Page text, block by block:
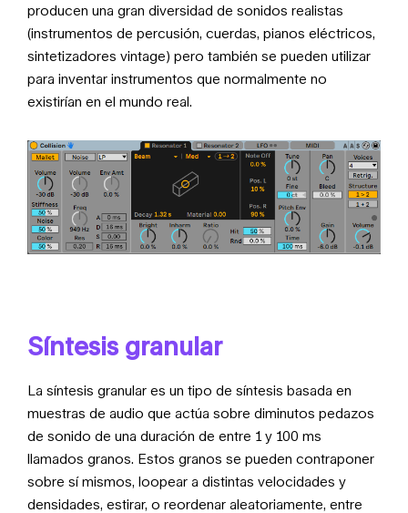
producen una gran diversidad de sonidos realistas
(instrumentos de percusión, cuerdas, pianos eléctricos,
sintetizadores vintage) pero también se pueden utilizar
para inventar instrumentos que normalmente no
existirían en el mundo real.
Síntesis granular
La síntesis granular es un tipo de síntesis basada en
muestras de audio que actúa sobre diminutos pedazos
de sonido de una duración de entre 1 y 100 ms
llamados granos. Estos granos se pueden contraponer
sobre sí mismos, loopear a distintas velocidades y
densidades, estirar, o reordenar aleatoriamente, entre